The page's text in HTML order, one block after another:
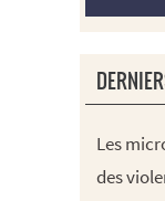
Les
des